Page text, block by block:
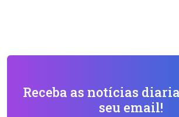
Receba as notícias
seu email!